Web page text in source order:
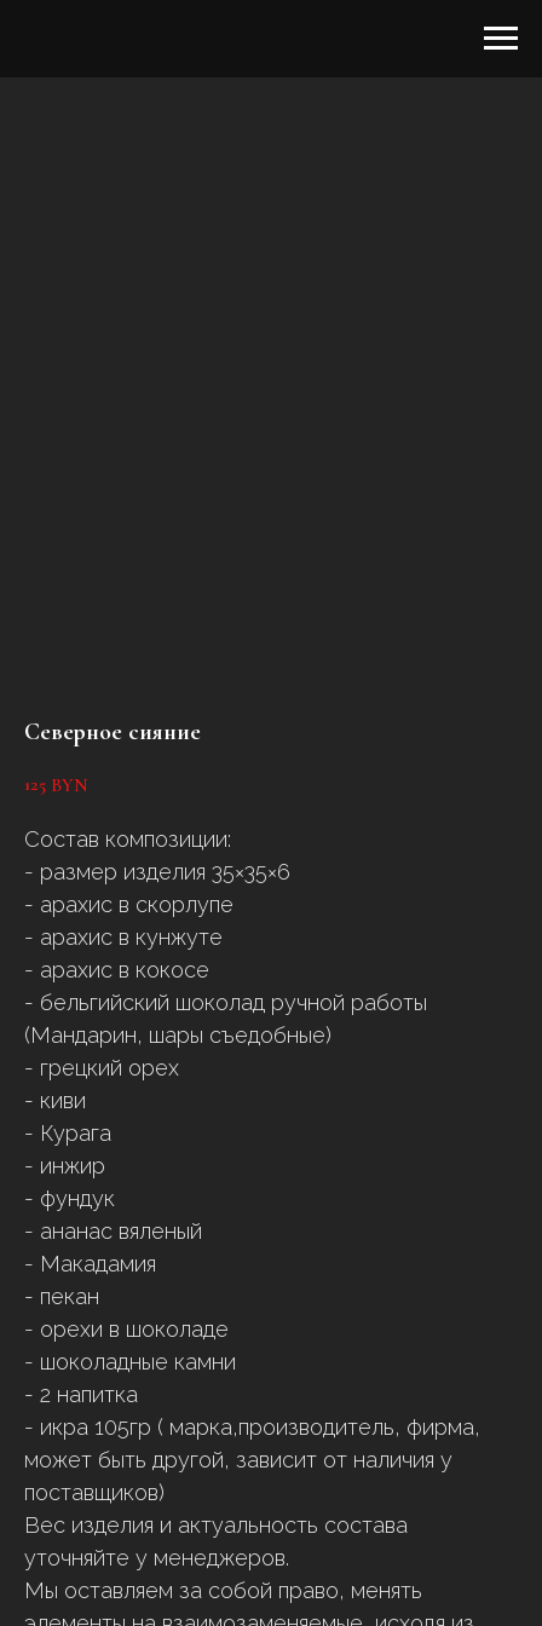
Северное сияние
125 BYN
Состав композиции:
- размер изделия 35×35×6
- арахис в скорлупе
- арахис в кунжуте
- арахис в кокосе
- бельгийский шоколад ручной работы
(Мандарин, шары съедобные)
- грецкий орех
- киви
- Курага
- инжир
- фундук
- ананас вяленый
- Макадамия
- пекан
- орехи в шоколаде
- шоколадные камни
- 2 напитка
- икра 105гр ( марка,производитель, фирма,
может быть другой, зависит от наличия у
поставщиков)
Вес изделия и актуальность состава
уточняйте у менеджеров.
Мы оставляем за собой право, менять